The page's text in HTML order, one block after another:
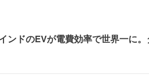
ンドのEVが電費効率で世界一に